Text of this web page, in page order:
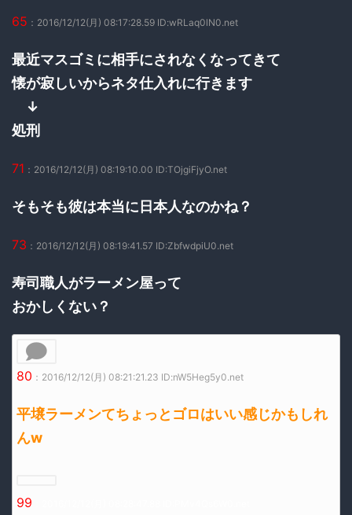
65 ：2016/12/12(月) 08:17:28.59 ID:wRLaq0lN0.net
最近マスゴミに相手にされなくなってきて
懐が寂しいからネタ仕入れに行きます
↓
処刑
71 ：2016/12/12(月) 08:19:10.00 ID:TOjgiFjyO.net
そもそも彼は本当に日本人なのかね？
73 ：2016/12/12(月) 08:19:41.57 ID:ZbfwdpiU0.net
寿司職人がラーメン屋って
おかしくない？
80 ：2016/12/12(月) 08:21:21.23 ID:nW5Heg5y0.net
平壌ラーメンてちょっとゴロはいい感じかもしれ
んw
99